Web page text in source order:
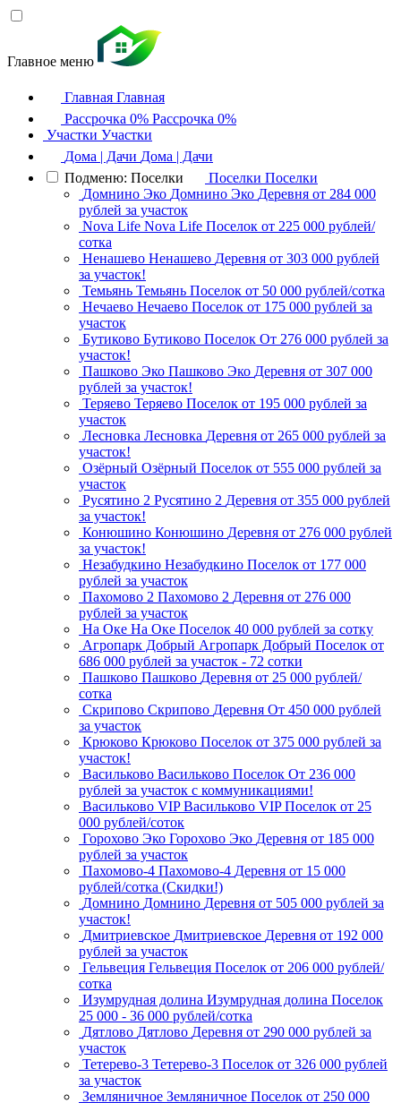
Главное меню
Главная Главная
Рассрочка 0% Рассрочка 0%
Участки Участки
Дома | Дачи Дома | Дачи
Подменю: Поселки
Поселки Поселки
Домнино Эко Домнино Эко Деревня от 284 000
рублей за участок
Nova Life Nova Life Поселок от 225 000 рублей/
сотка
Ненашево Ненашево Деревня от 303 000 рублей
за участок!
Темьянь Темьянь Поселок от 50 000 рублей/сотка
Нечаево Нечаево Поселок от 175 000 рублей за
участок
Бутиково Бутиково Поселок От 276 000 рублей за
участок!
Пашково Эко Пашково Эко Деревня от 307 000
рублей за участок!
Теряево Теряево Поселок от 195 000 рублей за
участок
Лесновка Лесновка Деревня от 265 000 рублей за
участок!
Озёрный Озёрный Поселок от 555 000 рублей за
участок
Русятино 2 Русятино 2 Деревня от 355 000 рублей
за участок!
Конюшино Конюшино Деревня от 276 000 рублей
за участок!
Незабудкино Незабудкино Поселок от 177 000
рублей за участок
Пахомово 2 Пахомово 2 Деревня от 276 000
рублей за участок
На Оке На Оке Поселок 40 000 рублей за сотку
Агропарк Добрый Агропарк Добрый Поселок от
686 000 рублей за участок - 72 сотки
Пашково Пашково Деревня от 25 000 рублей/
сотка
Скрипово Скрипово Деревня От 450 000 рублей
за участок
Крюково Крюково Поселок от 375 000 рублей за
участок!
Васильково Васильково Поселок От 236 000
рублей за участок с коммуникациями!
Васильково VIP Васильково VIP Поселок от 25
000 рублей/соток
Горохово Эко Горохово Эко Деревня от 185 000
рублей за участок
Пахомово-4 Пахомово-4 Деревня от 15 000
рублей/сотка (Скидки!)
Домнино Домнино Деревня от 505 000 рублей за
участок!
Дмитриевское Дмитриевское Деревня от 192 000
рублей за участок
Гельвеция Гельвеция Поселок от 206 000 рублей/
сотка
Изумрудная долина Изумрудная долина Поселок
25 000 - 36 000 рублей/сотка
Дятлово Дятлово Деревня от 290 000 рублей за
участок
Тетерево-3 Тетерево-3 Поселок от 326 000 рублей
за участок
Земляничное Земляничное Поселок от 250 000